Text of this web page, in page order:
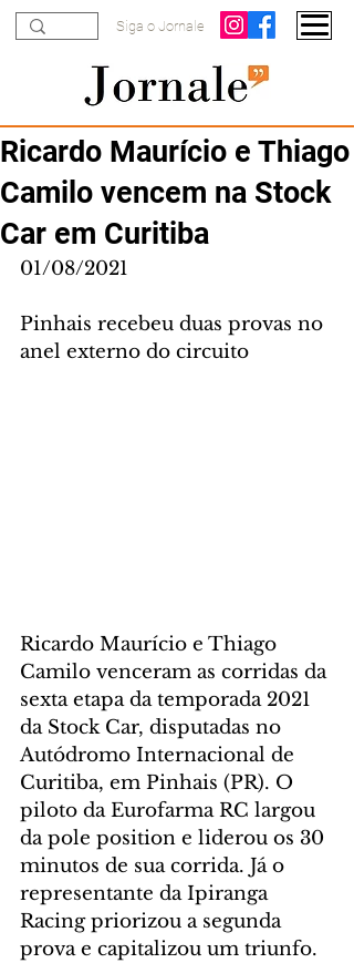
Siga o Jornale
Ricardo Maurício e Thiago
Camilo vencem na Stock
Car em Curitiba
01/08/2021
Pinhais recebeu duas provas no
anel externo do circuito
Ricardo Maurício e Thiago
Camilo venceram as corridas da
sexta etapa da temporada 2021
da Stock Car, disputadas no
Autódromo Internacional de
Curitiba, em Pinhais (PR). O
piloto da Eurofarma RC largou
da pole position e liderou os 30
minutos de sua corrida. Já o
representante da Ipiranga
Racing priorizou a segunda
prova e capitalizou um triunfo.